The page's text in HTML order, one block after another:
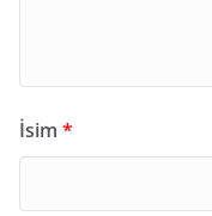
İsim *